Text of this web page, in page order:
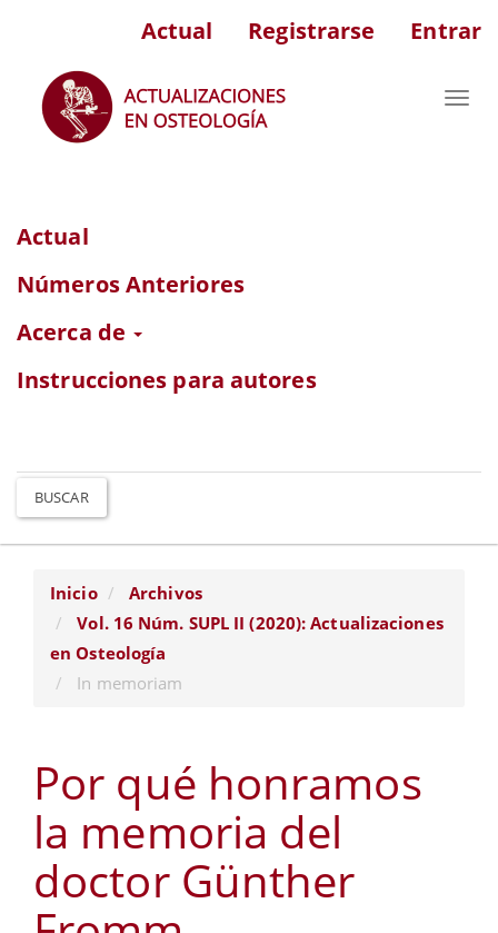
Contenido
principal
Barra
Actual Registrarse Entrar
Actual
Números Anteriores
Acerca de
Instrucciones para autores
BUSCAR
Inicio
Archivos
Vol. 16 Núm. SUPL II (2020): Actualizaciones
en Osteología
In memoriam
Por qué honramos
la memoria del
doctor Günther